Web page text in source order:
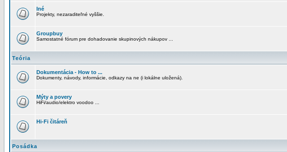
Iné
Projekty, nezaraditeľné vyššie.
Groupbuy
Samostatné fórum pre dohadovanie skupinových nákupov ...
Teória
Dokumentácia - How to ...
Dokumenty, návody, informácie, odkazy na ne (i lokálne uložená).
Mýty a povery
HiFi/audio/elektro voodoo ...
Hi-Fi čitáreň
Posádka